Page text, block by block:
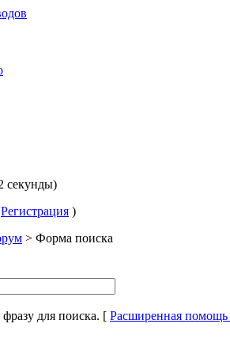
секунды)
Регистрация )
> Форма поиска
для поиска. [ Расширенная